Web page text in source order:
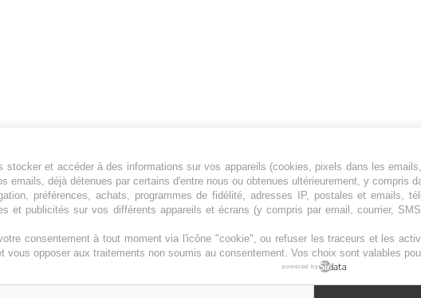
nous ?
Jeunesfooteux est un média sportif
principalement de l'actualité de la
des grosses actualités de la Ligue 2
Plan du site | Syndication |Powered
stocker et accéder à des informations sur vos appareils (cookies, pixels dans les
emails, déjà détenues par certains d'entre nous ou obtenues ultérieurement, y compris
préférences, achats, programmes de fidélité, adresses IP, postales et emails,
et publicités sur vos différents appareils et écrans (y compris par email, courrier,
consentement à tout moment via l'icône "cookie", ou refuser les traceurs et les
vous opposer aux traitements non soumis au consentement. Vos choix sont valables
powered by